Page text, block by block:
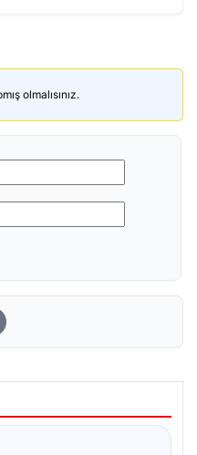
olmalısınız.